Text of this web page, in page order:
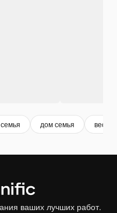
дом семья
ваших лучших работ.